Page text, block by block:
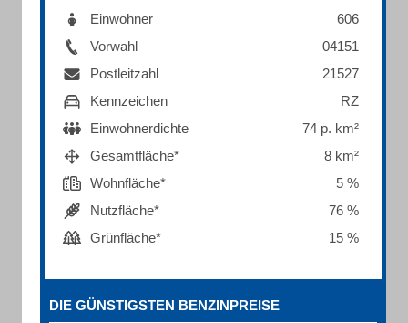
Einwohner
606
Vorwahl
04151
Postleitzahl
21527
Kennzeichen
RZ
Einwohnerdichte
74 p. km²
Gesamtfläche*
8 km²
Wohnfläche*
5 %
Nutzfläche*
76 %
Grünfläche*
15 %
DIE GÜNSTIGSTEN BENZINPREISE